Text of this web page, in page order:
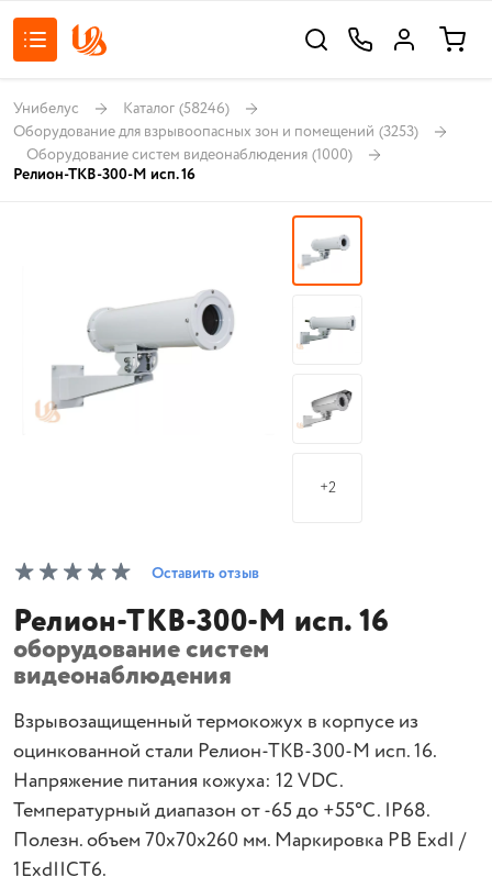
Унибелус Каталог (58246)
Оборудование для взрывоопасных зон и помещений (3253)
Оборудование систем видеонаблюдения (1000)
Релион-ТКВ-300-М исп. 16
+2
Оставить отзыв
Релион-ТКВ-300-М исп. 16
оборудование систем
видеонаблюдения
Взрывозащищенный термокожух в корпусе из
оцинкованной стали Релион-ТКВ-300-М исп. 16.
Напряжение питания кожуха: 12 VDC.
Температурный диапазон от -65 до +55°С. IP68.
Полезн. объем 70х70х260 мм. Маркировка РВ ExdI /
1ЕхdIICТ6.